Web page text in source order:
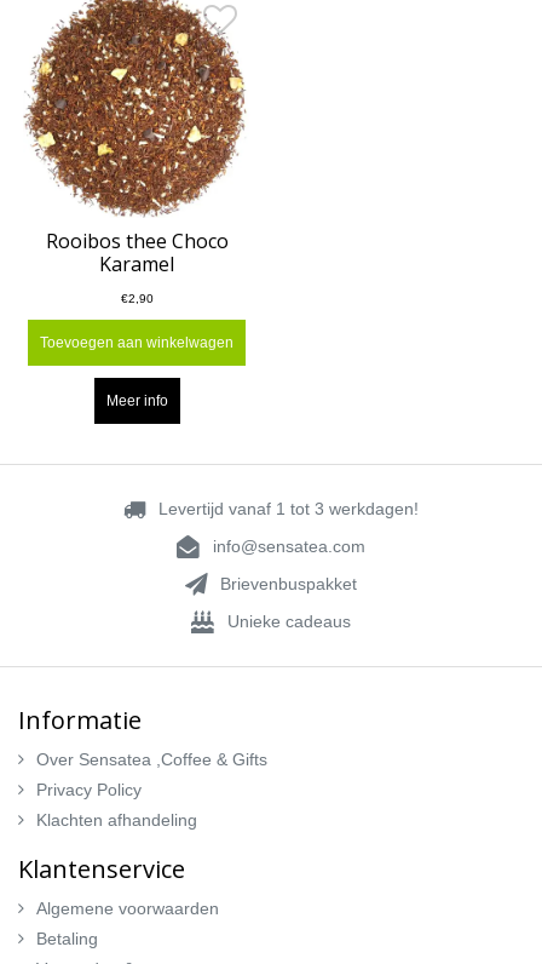
Rooibos thee Choco
Karamel
€2,90
Toevoegen aan winkelwagen
Meer info
Levertijd vanaf 1 tot 3 werkdagen!
info@sensatea.com
Brievenbuspakket
Unieke cadeaus
Informatie
Over Sensatea ,Coffee & Gifts
Privacy Policy
Klachten afhandeling
Klantenservice
Algemene voorwaarden
Betaling